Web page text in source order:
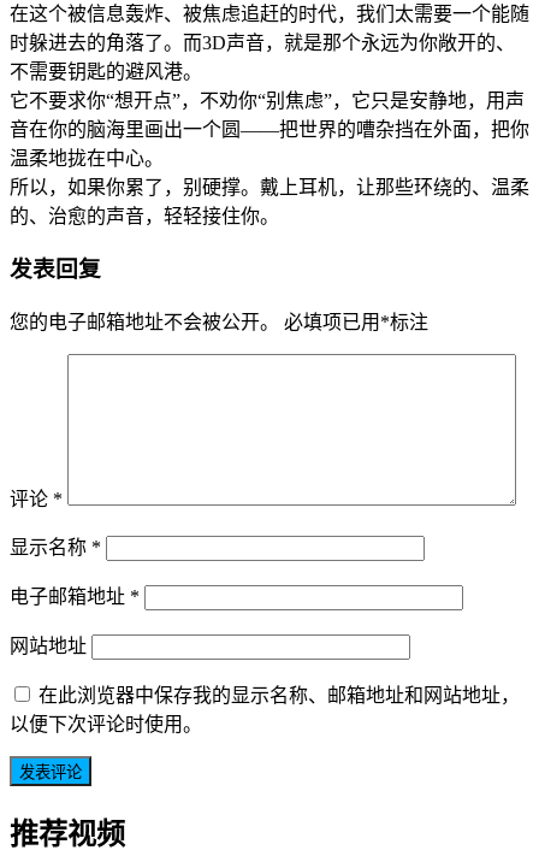
在这个被信息轰炸、被焦虑追赶的时代，我们太需要一个能随
时躲进去的角落了。而3D声音，就是那个永远为你敞开的、
不需要钥匙的避风港。
它不要求你“想开点”，不劝你“别焦虑”，它只是安静地，用声
音在你的脑海里画出一个圆——把世界的嘈杂挡在外面，把你
温柔地拢在中心。
所以，如果你累了，别硬撑。戴上耳机，让那些环绕的、温柔
的、治愈的声音，轻轻接住你。
发表回复
您的电子邮箱地址不会被公开。 必填项已用 *标注
评论 *
显示名称 *
电子邮箱地址 *
网站地址
在此浏览器中保存我的显示名称、邮箱地址和网站地址，
以便下次评论时使用。
推荐视频